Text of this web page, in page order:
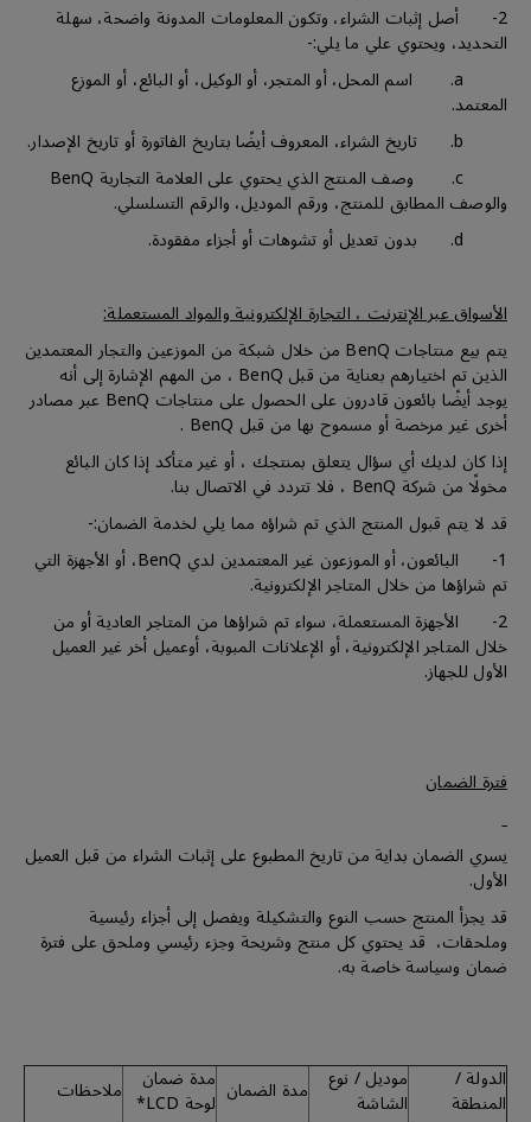
2- أصل إثبات الشراء، وتكون المعلومات المدونة واضحة، سهلة
التحديد، ويحتوي علي ما يلي:-
a. اسم المحل، أو المتجر، أو الوكيل، أو البائع، أو الموزع
المعتمد.
c. وصف المنتج الذي يحتوي على العلامة التجارية BenQ
والوصف المطابق للمنتج، ورقم الموديل، والرقم التسلسلي.
الأسواق عبر الإنترنت ، التجارة الإلكترونية والمواد المستعملة:
يتم بيع منتاجات BenQ من خلال شبكة من الموزعين والتجار المعتمدين
الذين تم اختيارهم بعناية من قبل BenQ ، من المهم الإشارة إلى أنه
يوجد أيضًا بائعون قادرون على الحصول على منتاجات BenQ عبر مصادر
أخرى غير مرخصة أو مسموح بها من قبل BenQ .
إذا كان لديك أي سؤال يتعلق بمنتجك ، أو غير متأكد إذا كان البائع
مخولًا من شركة BenQ ، فلا تتردد في الاتصال بنا.
قد لا يتم قبول المنتج الذي تم شراؤه مما يلي لخدمة الضمان:-
1- البائعون، أو الموزعون غير المعتمدين لدي BenQ، أو الأجهزة التي
تم شراؤها من خلال المتاجر الإلكترونية.
2- الأجهزة المستعملة، سواء تم شراؤها من المتاجر العادية أو من
خلال المتاجر الإلكترونية، أو الإعلانات المبوبة، أوعميل أخر غير العميل
الأول للجهاز.
فترة الضمان
يسري الضمان بداية من تاريخ المطبوع على إثبات الشراء من قبل العميل
الأول.
قد يجزأ المنتج حسب النوع والتشكيلة ويفصل إلى أجزاء رئيسية
وملحقات، قد يحتوي كل منتج وشريحة وجزء رئيسي وملحق على فترة
ضمان وسياسة خاصة به.
الدولة /
المنطقة
موديل / نوع
الشاشة مدة الضمان مدة ضمان
لوحة LCD*
ملاحظات